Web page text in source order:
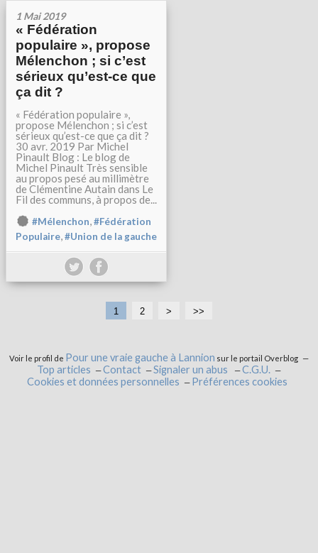
1 Mai 2019
« Fédération
populaire », propose
Mélenchon ; si c’est
sérieux qu’est-ce que
ça dit ?
« Fédération populaire »,
propose Mélenchon ; si c’est
sérieux qu’est-ce que ça dit ?
30 avr. 2019 Par Michel
Pinault Blog : Le blog de
Michel Pinault Très sensible
au propos pesé au millimètre
de Clémentine Autain dans Le
Fil des communs, à propos de...
#Mélenchon,#Fédération
Populaire,#Union de la gauche
1 2 > >>
Voir le profil de Pour une vraie gauche à Lannion sur le portail Overblog
Top articles Contact Signaler un abus
C.G.U.
Cookies et données personnelles
Préférences cookies